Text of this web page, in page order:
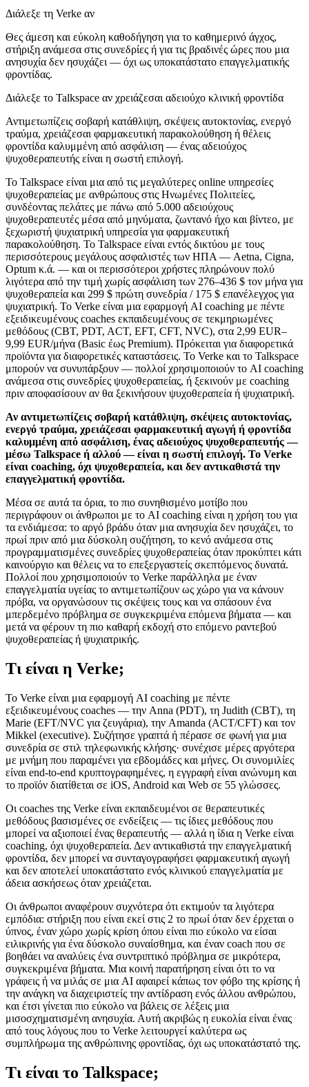
Διάλεξε τη Verke αν
Θες άμεση και εύκολη καθοδήγηση για το καθημερινό άγχος,
στήριξη ανάμεσα στις συνεδρίες ή για τις βραδινές ώρες που μια
ανησυχία δεν ησυχάζει — όχι ως υποκατάστατο επαγγελματικής
φροντίδας.
Διάλεξε το Talkspace αν χρειάζεσαι αδειούχο κλινική φροντίδα
Αντιμετωπίζεις σοβαρή κατάθλιψη, σκέψεις αυτοκτονίας, ενεργό
τραύμα, χρειάζεσαι φαρμακευτική παρακολούθηση ή θέλεις
φροντίδα καλυμμένη από ασφάλιση — ένας αδειούχος
ψυχοθεραπευτής είναι η σωστή επιλογή.
Το Talkspace είναι μια από τις μεγαλύτερες online υπηρεσίες
ψυχοθεραπείας με ανθρώπους στις Ηνωμένες Πολιτείες,
συνδέοντας πελάτες με πάνω από 5.000 αδειούχους
ψυχοθεραπευτές μέσα από μηνύματα, ζωντανό ήχο και βίντεο, με
ξεχωριστή ψυχιατρική υπηρεσία για φαρμακευτική
παρακολούθηση. Το Talkspace είναι εντός δικτύου με τους
περισσότερους μεγάλους ασφαλιστές των ΗΠΑ — Aetna, Cigna,
Optum κ.ά. — και οι περισσότεροι χρήστες πληρώνουν πολύ
λιγότερα από την τιμή χωρίς ασφάλιση των 276–436 $ τον μήνα για
ψυχοθεραπεία και 299 $ πρώτη συνεδρία / 175 $ επανέλεγχος για
ψυχιατρική. Το Verke είναι μια εφαρμογή AI coaching με πέντε
εξειδικευμένους coaches εκπαιδευμένους σε τεκμηριωμένες
μεθόδους (CBT, PDT, ACT, EFT, CFT, NVC), στα 2,99 EUR–
9,99 EUR/μήνα (Basic έως Premium). Πρόκειται για διαφορετικά
προϊόντα για διαφορετικές καταστάσεις. Το Verke και το Talkspace
μπορούν να συνυπάρξουν — πολλοί χρησιμοποιούν το AI coaching
ανάμεσα στις συνεδρίες ψυχοθεραπείας, ή ξεκινούν με coaching
πριν αποφασίσουν αν θα ξεκινήσουν ψυχοθεραπεία ή ψυχιατρική.
Αν αντιμετωπίζεις σοβαρή κατάθλιψη, σκέψεις αυτοκτονίας,
ενεργό τραύμα, χρειάζεσαι φαρμακευτική αγωγή ή φροντίδα
καλυμμένη από ασφάλιση, ένας αδειούχος ψυχοθεραπευτής —
μέσω Talkspace ή αλλού — είναι η σωστή επιλογή. Το Verke
είναι coaching, όχι ψυχοθεραπεία, και δεν αντικαθιστά την
επαγγελματική φροντίδα.
Μέσα σε αυτά τα όρια, το πιο συνηθισμένο μοτίβο που
περιγράφουν οι άνθρωποι με το AI coaching είναι η χρήση του για
τα ενδιάμεσα: το αργό βράδυ όταν μια ανησυχία δεν ησυχάζει, το
πρωί πριν από μια δύσκολη συζήτηση, το κενό ανάμεσα στις
προγραμματισμένες συνεδρίες ψυχοθεραπείας όταν προκύπτει κάτι
καινούργιο και θέλεις να το επεξεργαστείς σκεπτόμενος δυνατά.
Πολλοί που χρησιμοποιούν το Verke παράλληλα με έναν
επαγγελματία υγείας το αντιμετωπίζουν ως χώρο για να κάνουν
πρόβα, να οργανώσουν τις σκέψεις τους και να σπάσουν ένα
μπερδεμένο πρόβλημα σε συγκεκριμένα επόμενα βήματα — και
μετά να φέρουν τη πιο καθαρή εκδοχή στο επόμενο ραντεβού
ψυχοθεραπείας ή ψυχιατρικής.
Τι είναι η Verke;
Το Verke είναι μια εφαρμογή AI coaching με πέντε
εξειδικευμένους coaches — την Anna (PDT), τη Judith (CBT), τη
Marie (EFT/NVC για ζευγάρια), την Amanda (ACT/CFT) και τον
Mikkel (executive). Συζήτησε γραπτά ή πέρασε σε φωνή για μια
συνεδρία σε στιλ τηλεφωνικής κλήσης· συνέχισε μέρες αργότερα
με μνήμη που παραμένει για εβδομάδες και μήνες. Οι συνομιλίες
είναι end-to-end κρυπτογραφημένες, η εγγραφή είναι ανώνυμη και
το προϊόν διατίθεται σε iOS, Android και Web σε 55 γλώσσες.
Οι coaches της Verke είναι εκπαιδευμένοι σε θεραπευτικές
μεθόδους βασισμένες σε ενδείξεις — τις ίδιες μεθόδους που
μπορεί να αξιοποιεί ένας θεραπευτής — αλλά η ίδια η Verke είναι
coaching, όχι ψυχοθεραπεία. Δεν αντικαθιστά την επαγγελματική
φροντίδα, δεν μπορεί να συνταγογραφήσει φαρμακευτική αγωγή
και δεν αποτελεί υποκατάστατο ενός κλινικού επαγγελματία με
άδεια ασκήσεως όταν χρειάζεται.
Οι άνθρωποι αναφέρουν συχνότερα ότι εκτιμούν τα λιγότερα
εμπόδια: στήριξη που είναι εκεί στις 2 το πρωί όταν δεν έρχεται ο
ύπνος, έναν χώρο χωρίς κρίση όπου είναι πιο εύκολο να είσαι
ειλικρινής για ένα δύσκολο συναίσθημα, και έναν coach που σε
βοηθάει να αναλύεις ένα συντριπτικό πρόβλημα σε μικρότερα,
συγκεκριμένα βήματα. Μια κοινή παρατήρηση είναι ότι το να
γράφεις ή να μιλάς σε μια AI αφαιρεί κάπως τον φόβο της κρίσης ή
την ανάγκη να διαχειριστείς την αντίδραση ενός άλλου ανθρώπου,
και έτσι γίνεται πιο εύκολο να βάλεις σε λέξεις μια
μισοσχηματισμένη ανησυχία. Αυτή ακριβώς η ευκολία είναι ένας
από τους λόγους που το Verke λειτουργεί καλύτερα ως
συμπλήρωμα της ανθρώπινης φροντίδας, όχι ως υποκατάστατό της.
Τι είναι το Talkspace;